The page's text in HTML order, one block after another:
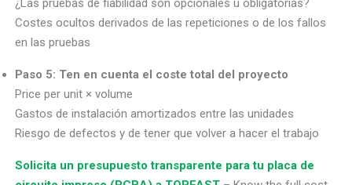
¿Las pruebas de fiabilidad son opcionales u obligatorias?
Costes ocultos derivados de las repeticiones o de los fallos
en las pruebas
Paso 5: Ten en cuenta el coste total del proyecto
Price per unit × volume
Gastos de instalación amortizados entre las unidades
Riesgo de defectos y de tener que volver a hacer el trabajo
Solicita un presupuesto transparente para tu placa de